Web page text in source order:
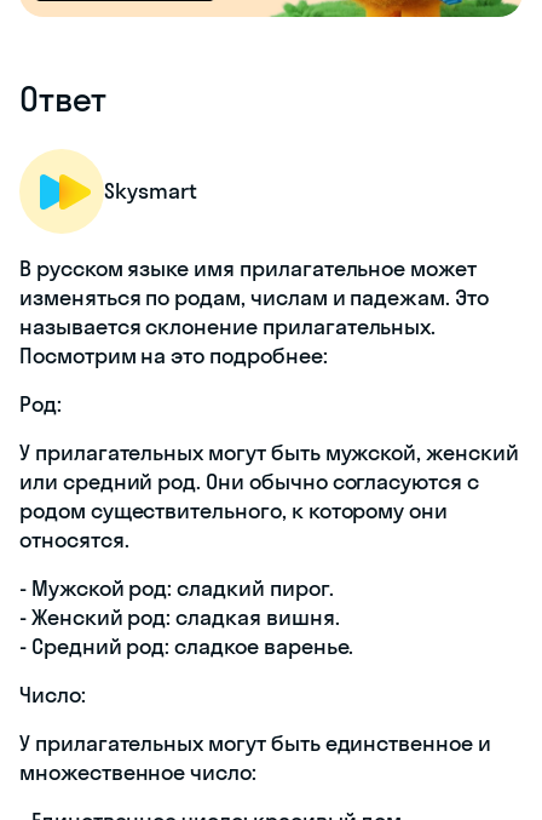
Ответ
Skysmart
В русском языке имя прилагательное может
изменяться по родам, числам и падежам. Это
называется склонение прилагательных.
Посмотрим на это подробнее:
Род:
У прилагательных могут быть мужской, женский
или средний род. Они обычно согласуются с
родом существительного, к которому они
относятся.
- Мужской род: сладкий пирог.
- Женский род: сладкая вишня.
- Средний род: сладкое варенье.
Число:
У прилагательных могут быть единственное и
множественное число: